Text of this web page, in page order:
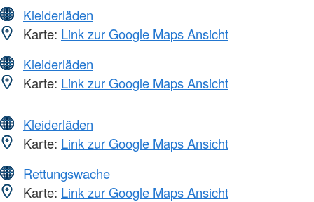
Kleiderläden
Karte: Link zur Google Maps Ansicht
Kleiderläden
Karte: Link zur Google Maps Ansicht
Kleiderläden
Karte: Link zur Google Maps Ansicht
Rettungswache
Karte: Link zur Google Maps Ansicht